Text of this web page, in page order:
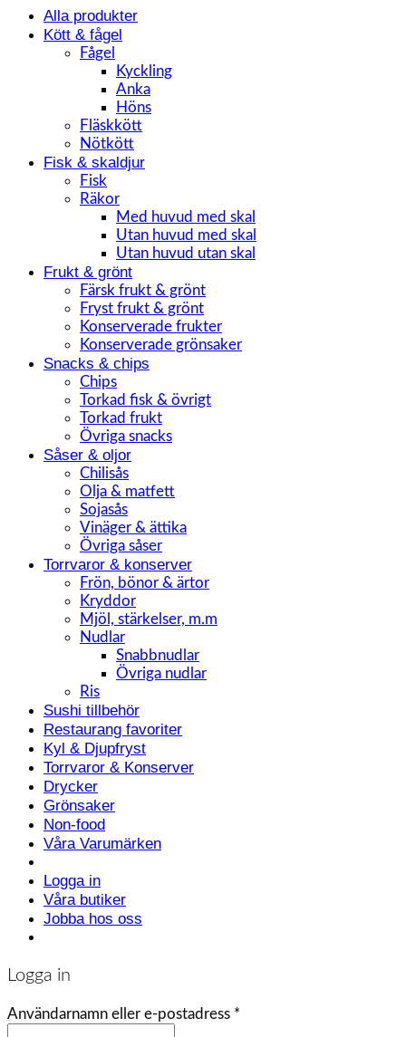
Alla produkter
Kött & fågel
Fågel
Kyckling
Anka
Höns
Fläskkött
Nötkött
Fisk & skaldjur
Fisk
Räkor
Med huvud med skal
Utan huvud med skal
Utan huvud utan skal
Frukt & grönt
Färsk frukt & grönt
Fryst frukt & grönt
Konserverade frukter
Konserverade grönsaker
Snacks & chips
Chips
Torkad fisk & övrigt
Torkad frukt
Övriga snacks
Såser & oljor
Chilisås
Olja & matfett
Sojasås
Vinäger & ättika
Övriga såser
Torrvaror & konserver
Frön, bönor & ärtor
Kryddor
Mjöl, stärkelser, m.m
Nudlar
Snabbnudlar
Övriga nudlar
Ris
Sushi tillbehör
Restaurang favoriter
Kyl & Djupfryst
Torrvaror & Konserver
Drycker
Grönsaker
Non-food
Våra Varumärken
Logga in
Våra butiker
Jobba hos oss
Logga in
Användarnamn eller e-postadress *